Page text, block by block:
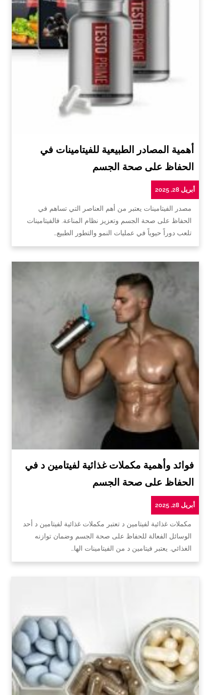
أهمية المصادر الطبيعية للفيتامينات في
الحفاظ على صحة الجسم
أبريل 28, 2025
مصدر الفيتامينات يعتبر من أهم العناصر التي تساهم في
الحفاظ على صحة الجسم وتعزيز نظام المناعة. فالفيتامينات
تلعب دوراً حيوياً في عمليات النمو والتطور الطبيع…
فوائد وأهمية مكملات غذائية لفيتامين د في
الحفاظ على صحة الجسم
أبريل 28, 2025
مكملات غذائية لفيتامين د تعتبر مكملات غذائية لفيتامين د أحد
الوسائل الفعالة للحفاظ على صحة الجسم وضمان توازنه
الغذائي. يعتبر فيتامين د من الفيتامينات الها…